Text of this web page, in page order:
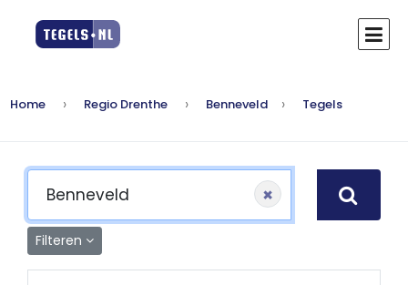
Home Regio Drenthe Benneveld Tegels
×
Filteren